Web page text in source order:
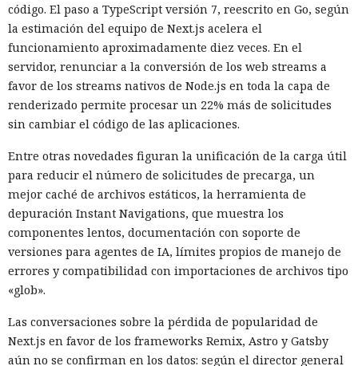
tecnológicas chinas por parte de las autoridades
estadounidenses hace tiempo que son noticia habitual —
ahora un escenario similar
se está desarrollando
inverso. La Administración del Ciberespacio de China
anunció el inicio de una revisión de los productos de la
estadounidense Palo Alto Networks que se venden en el
territorio del país, citando riesgos para la infraestructura
informática crítica y la seguridad nacional.
El regulador no nombró productos concretos de la compañía
sujetos a revisión, no reveló la naturaleza de posibles
código. El paso a TypeScript versión 7, reescrito en Go, según
la estimación del equipo de Next.js acelera el
funcionamiento aproximadamente diez veces. En el
servidor, renunciar a la conversión de los web streams a
favor de los streams nativos de Node.js en toda la capa de
renderizado permite procesar un 22% más de solicitudes
sin cambiar el código de las aplicaciones.
Entre otras novedades figuran la unificación de la carga útil
para reducir el número de solicitudes de precarga, un
mejor caché de archivos estáticos, la herramienta de
depuración Instant Navigations, que muestra los
componentes lentos, documentación con soporte de
versiones para agentes de IA, límites propios de manejo de
errores y compatibilidad con importaciones de archivos tipo
«glob».
Las conversaciones sobre la pérdida de popularidad de
Next.js en favor de los frameworks Remix, Astro y Gatsby
aún no se confirman en los datos: según el director general